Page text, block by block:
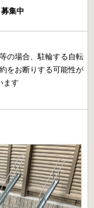
募集中
の場合、駐輪する自転
をお断りする可能性が
ます